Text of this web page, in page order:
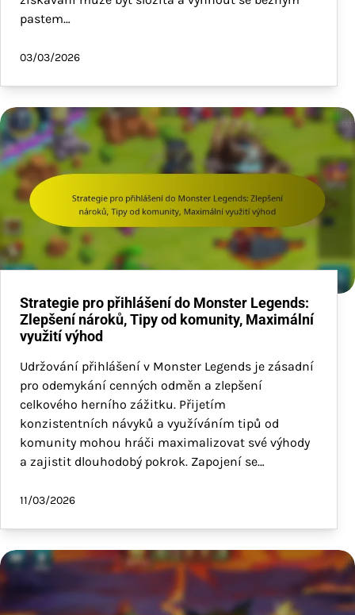
pastem…
03/03/2026
Strategie pro přihlášení do Monster Legends:
Zlepšení nároků, Tipy od komunity, Maximální
využití výhod
Udržování přihlášení v Monster Legends je zásadní
pro odemykání cenných odměn a zlepšení
celkového herního zážitku. Přijetím
konzistentních návyků a využíváním tipů od
komunity mohou hráči maximalizovat své výhody
a zajistit dlouhodobý pokrok. Zapojení se…
11/03/2026